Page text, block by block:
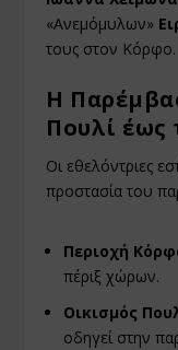
«Ανεμόμυλων»
τους στον Κόρφο.
Η
Πουλί έως
Οι εθελόντριες
προστασία του
Περιοχή
πέριξ χώρων.
Οικισμός
οδηγεί στην